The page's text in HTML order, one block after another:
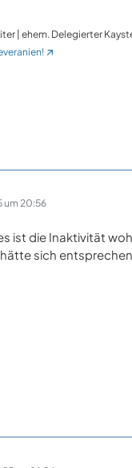
| ehem. Delegierter
um 20:56
ist die Inaktivität
sich